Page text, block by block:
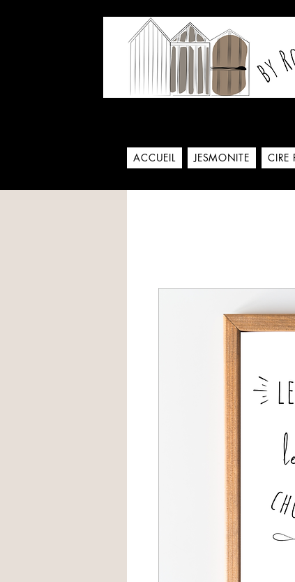
ACCUEIL JESMONITE CIRE